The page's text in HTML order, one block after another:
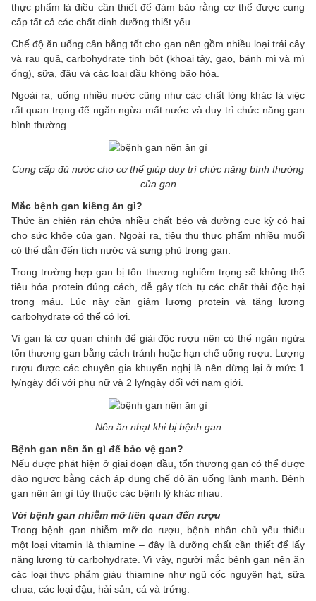
thực phẩm là điều cần thiết để đảm bảo rằng cơ thể được cung
cấp tất cả các chất dinh dưỡng thiết yếu.
Chế độ ăn uống cân bằng tốt cho gan nên gồm nhiều loại trái cây
và rau quả, carbohydrate tinh bột (khoai tây, gạo, bánh mì và mì
ống), sữa, đậu và các loại dầu không bão hòa.
Ngoài ra, uống nhiều nước cũng như các chất lỏng khác là việc
rất quan trọng để ngăn ngừa mất nước và duy trì chức năng gan
bình thường.
Cung cấp đủ nước cho cơ thể giúp duy trì chức năng bình thường
của gan
Mắc bệnh gan kiêng ăn gì?
Thức ăn chiên rán chứa nhiều chất béo và đường cực kỳ có hại
cho sức khỏe của gan. Ngoài ra, tiêu thụ thực phẩm nhiều muối
có thể dẫn đến tích nước và sưng phù trong gan.
Trong trường hợp gan bị tổn thương nghiêm trọng sẽ không thể
tiêu hóa protein đúng cách, dễ gây tích tụ các chất thải độc hại
trong máu. Lúc này cần giảm lượng protein và tăng lượng
carbohydrate có thể có lợi.
Vì gan là cơ quan chính để giải độc rượu nên có thể ngăn ngừa
tổn thương gan bằng cách tránh hoặc hạn chế uống rượu. Lượng
rượu được các chuyên gia khuyến nghị là nên dừng lại ở mức 1
ly/ngày đối với phụ nữ và 2 ly/ngày đối với nam giới.
Nên ăn nhạt khi bị bệnh gan
Bệnh gan nên ăn gì để bảo vệ gan?
Nếu được phát hiện ở giai đoạn đầu, tổn thương gan có thể được
đảo ngược bằng cách áp dụng chế độ ăn uống lành mạnh. Bệnh
gan nên ăn gì tùy thuộc các bệnh lý khác nhau.
Với bệnh gan nhiễm mỡ liên quan đến rượu
Trong bệnh gan nhiễm mỡ do rượu, bệnh nhân chủ yếu thiếu
một loại vitamin là thiamine – đây là dưỡng chất cần thiết để lấy
năng lượng từ carbohydrate. Vì vậy, người mắc bệnh gan nên ăn
các loại thực phẩm giàu thiamine như ngũ cốc nguyên hạt, sữa
chua, các loại đậu, hải sản, cá và trứng.